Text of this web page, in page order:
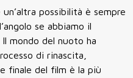
possibilità è sempre
se abbiamo il
mondo del nuoto ha
di rinascita,
finale del film è la più